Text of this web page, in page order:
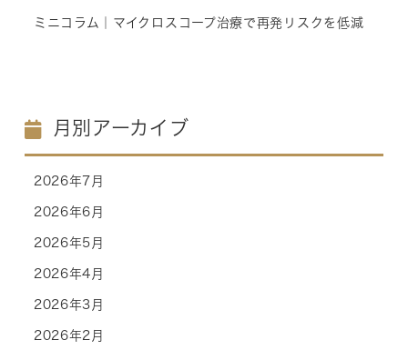
ミニコラム｜マイクロスコープ治療で再発リスクを低減
月別アーカイブ
2026年7月
2026年6月
2026年5月
2026年4月
2026年3月
2026年2月